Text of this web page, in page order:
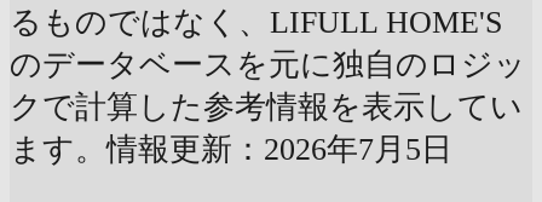
るものではなく、LIFULL HOME'S
のデータベースを元に独自のロジッ
クで計算した参考情報を表示してい
ます。情報更新：2026年7月5日